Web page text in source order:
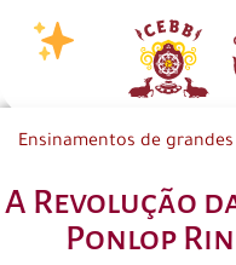
Ensinamentos de
A Revolução
Ponlop